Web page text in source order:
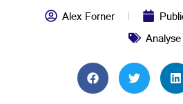
Alex Forner
Analyse